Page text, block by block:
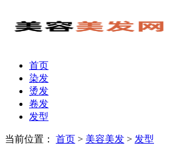
首页
染发
烫发
卷发
发型
当前位置： 首页 > 美容美发 > 发型